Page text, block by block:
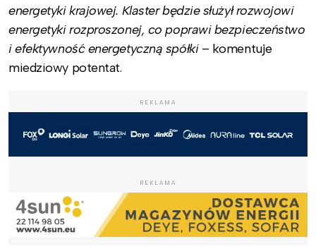
energetyki krajowej. Klaster będzie służył rozwojowi
energetyki rozproszonej, co poprawi bezpieczeństwo
i efektywność energetyczną spółki – komentuje
miedziowy potentat.
REKLAMA
REKLAMA